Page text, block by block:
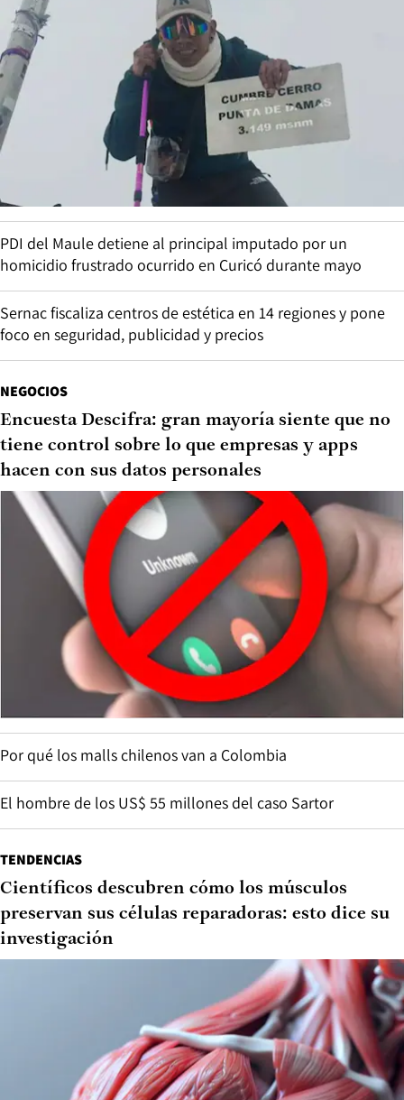
PDI del Maule detiene al principal imputado por un
homicidio frustrado ocurrido en Curicó durante mayo
Sernac fiscaliza centros de estética en 14 regiones y pone
foco en seguridad, publicidad y precios
NEGOCIOS
Encuesta Descifra: gran mayoría siente que no
tiene control sobre lo que empresas y apps
hacen con sus datos personales
Por qué los malls chilenos van a Colombia
El hombre de los US$ 55 millones del caso Sartor
TENDENCIAS
Científicos descubren cómo los músculos
preservan sus células reparadoras: esto dice su
investigación